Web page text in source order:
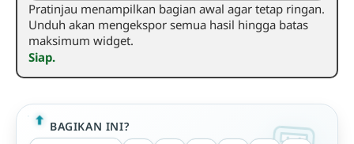
Pratinjau menampilkan bagian awal agar tetap ringan.
Unduh akan mengekspor semua hasil hingga batas
maksimum widget.
Siap.
BAGIKAN INI?